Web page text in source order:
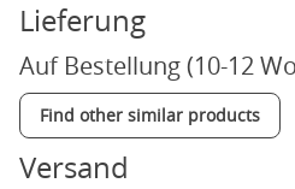
Lieferung
Auf Bestellung (10-12
Find other similar products
Versand